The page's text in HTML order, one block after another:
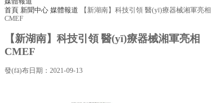
首頁 新聞中心 媒體報道
【新湖南】科技引領 醫(yī)療器械湘軍亮相
CMEF
【新湖南】科技引領 醫(yī)療器械湘軍亮相
CMEF
發(fā)布日期：2021-09-13